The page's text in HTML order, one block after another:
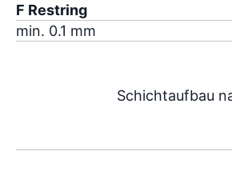
F Restring
min. 0.1 mm
Schichtaufbau